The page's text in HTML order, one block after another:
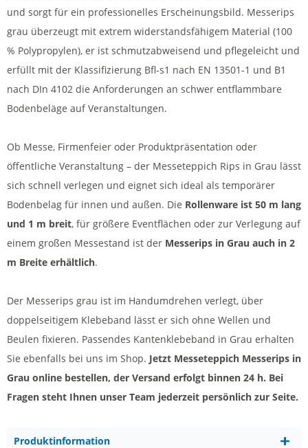
und sorgt für ein professionelles Erscheinungsbild. Messerips
grau überzeugt mit extrem widerstandsfähigem Material (100
% Polypropylen), er ist schmutzabweisend und pflegeleicht und
erfüllt mit der Klassifizierung Bfl-s1 nach EN 13501-1 und B1
nach DIn 4102 die Anforderungen an schwer entflammbare
Bodenbeläge auf Veranstaltungen.
Ob Messe, Firmenfeier oder Produktpräsentation oder
öffentliche Veranstaltung – der Messeteppich Rips in Grau lässt
sich schnell verlegen und eignet sich ideal als temporärer
Bodenbelag für innen und außen. Die Rollenware ist 50 m lang
und 1 m breit, für größere Eventflächen oder zur Verlegung auf
einem großen Messestand ist der Messerips in Grau auch in 2
m Breite erhältlich.
Der Messerips grau ist im Handumdrehen verlegt, über
doppelseitigem Klebeband lässt er sich ohne Wellen und
Beulen fixieren. Passendes Kantenklebeband in Grau erhalten
Sie ebenfalls bei uns im Shop. Jetzt Messeteppich Messerips in
Grau online bestellen, der Versand erfolgt binnen 24 h. Bei
Fragen steht Ihnen unser Team jederzeit persönlich zur Seite.
Produktinformation